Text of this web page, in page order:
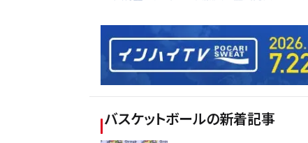
バスケットボールの新着記事